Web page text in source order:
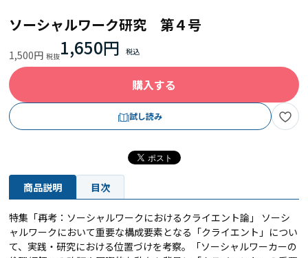
ソーシャルワーク研究 第４号
1,500円 1,650円
購入する
試し読み
商品説明 目次
特集「再考：ソーシャルワークにおけるクライエント論」 ソーシ
ャルワークにおいて重要な構成要素となる「クライエント」につい
て、実践・研究における位置づけを考察。「ソーシャルワーカーの